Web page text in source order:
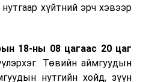
хүйтний эрч хэвээр
18-ны 08 цагаас 20 цаг
Төвийн аймгуудын
нутгийн хойд, зүүн